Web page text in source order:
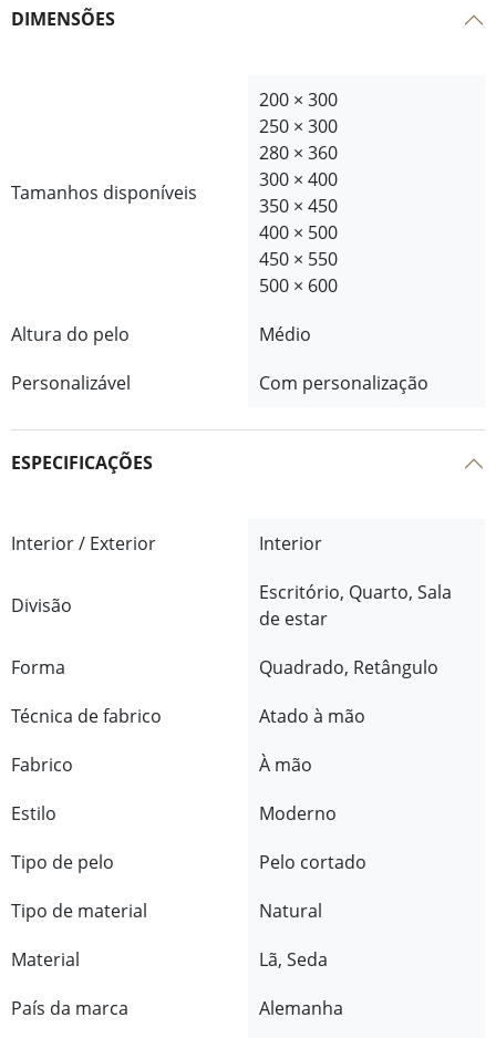
DIMENSÕES
Tamanhos disponíveis
200 × 300
250 × 300
280 × 360
300 × 400
350 × 450
400 × 500
450 × 550
500 × 600
Altura do pelo
Médio
Personalizável
Com personalização
ESPECIFICAÇÕES
Interior / Exterior Interior
Divisão
Escritório, Quarto, Sala
de estar
Forma
Quadrado, Retângulo
Técnica de fabrico
Atado à mão
Fabrico
À mão
Estilo
Moderno
Tipo de pelo
Pelo cortado
Tipo de material
Natural
Material
Lã, Seda
País da marca
Alemanha